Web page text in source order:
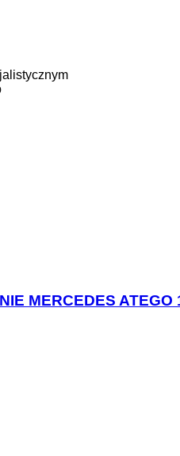
MERCEDES